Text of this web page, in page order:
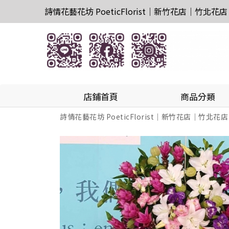
詩情花藝花坊 PoeticFlorist｜新竹花店｜竹北花店
店鋪首頁 商品分類
詩情花藝花坊 PoeticFlorist｜新竹花店｜竹北花店